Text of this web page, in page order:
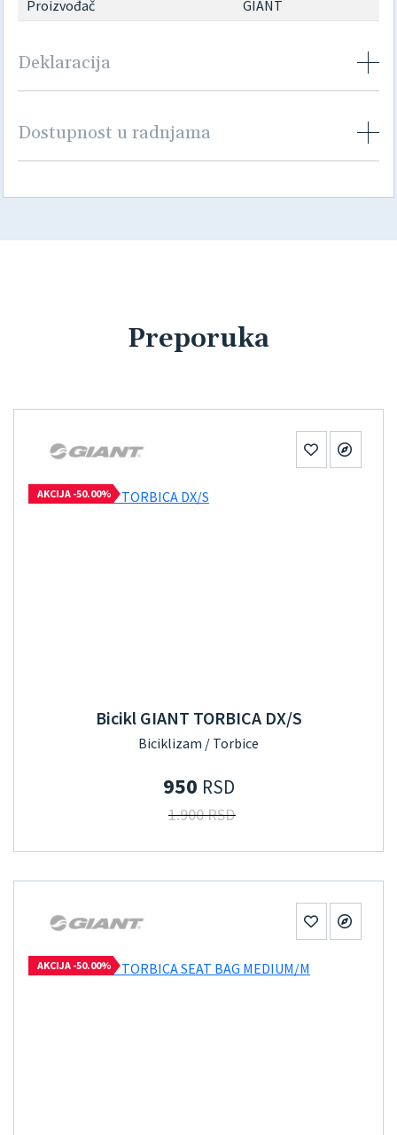
Proizvođač GIANT
Deklaracija
Dostupnost u radnjama
Preporuka
AKCIJA -50.00%
Bicikl GIANT TORBICA DX/S
Biciklizam / Torbice
950 RSD
1.900 RSD
AKCIJA -50.00%